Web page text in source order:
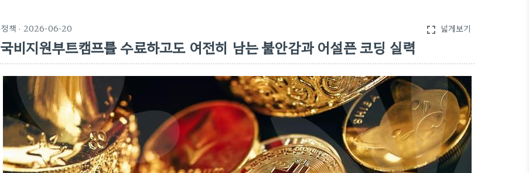
정책 · 2026-06-20 fullscreen 넓게보기
국비지원부트캠프를 수료하고도 여전히 남는 불안감과 어설픈 코딩 실력